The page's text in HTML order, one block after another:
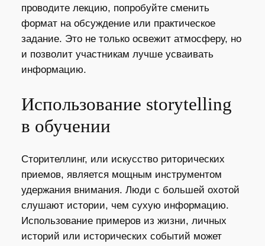
проводите лекцию, попробуйте сменить
формат на обсуждение или практическое
задание. Это не только освежит атмосферу, но
и позволит участникам лучше усваивать
информацию.
Использование storytelling
в обучении
Сторителлинг, или искусство риторических
приемов, является мощным инструментом
удержания внимания. Люди с большей охотой
слушают истории, чем сухую информацию.
Использование примеров из жизни, личных
историй или исторических событий может